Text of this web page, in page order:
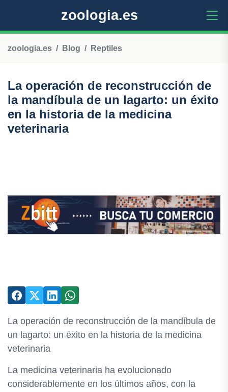
zoologia.es
zoologia.es Blog Reptiles
La operación de reconstrucción de
la mandíbula de un lagarto: un éxito
en la historia de la medicina
veterinaria
La operación de reconstrucción de la mandíbula de
un lagarto: un éxito en la historia de la medicina
veterinaria
La medicina veterinaria ha evolucionado
considerablemente en los últimos años, con la